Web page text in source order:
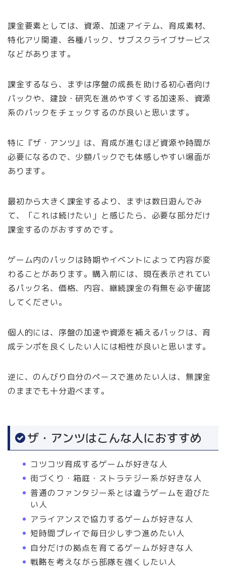
課金要素としては、資源、加速アイテム、育成素材、
特化アリ関連、各種パック、サブスクライブサービス
などがあります。
課金するなら、まずは序盤の成長を助ける初心者向け
パックや、建設・研究を進めやすくする加速系、資源
系のパックをチェックするのが良いと思います。
特に『ザ・アンツ』は、育成が進むほど資源や時間が
必要になるので、少額パックでも体感しやすい場面が
あります。
最初から大きく課金するより、まずは数日遊んでみ
て、「これは続けたい」と感じたら、必要な部分だけ
課金するのがおすすめです。
ゲーム内のパックは時期やイベントによって内容が変
わることがあります。購入前には、現在表示されてい
るパック名、価格、内容、継続課金の有無を必ず確認
してください。
個人的には、序盤の加速や資源を補えるパックは、育
成テンポを良くしたい人には相性が良いと思います。
逆に、のんびり自分のペースで進めたい人は、無課金
のままでも十分遊べます。
ザ・アンツはこんな人におすすめ
コツコツ育成するゲームが好きな人
街づくり・箱庭・ストラテジー系が好きな人
普通のファンタジー系とは違うゲームを遊びた
い人
アライアンスで協力するゲームが好きな人
短時間プレイで毎日少しずつ進めたい人
自分だけの拠点を育てるゲームが好きな人
戦略を考えながら部隊を強くしたい人